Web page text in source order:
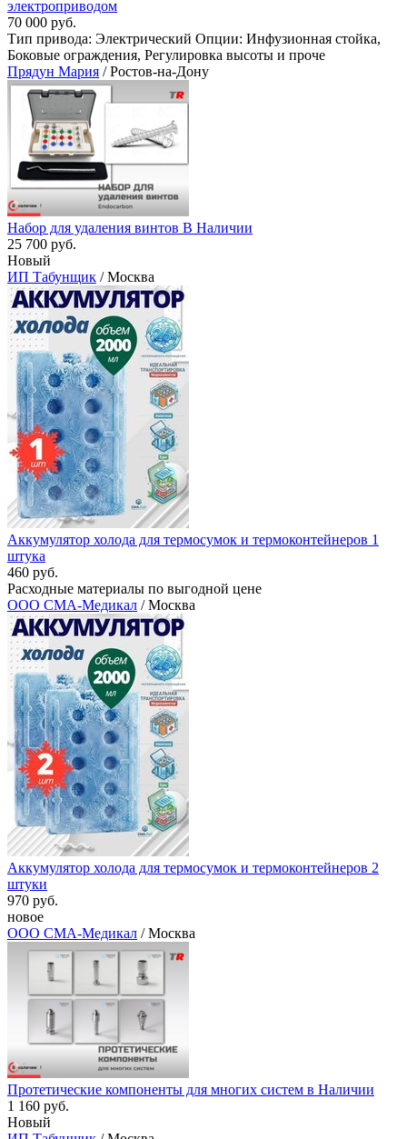
электроприводом
70 000 руб.
Тип привода: Электрический Опции: Инфузионная стойка,
Боковые ограждения, Регулировка высоты и проче
Прядун Мария / Ростов-на-Дону
Набор для удаления винтов В Наличии
25 700 руб.
Новый
ИП Табунщик / Москва
Аккумулятор холода для термосумок и термоконтейнеров 1
штука
460 руб.
Расходные материалы по выгодной цене
ООО СМА-Медикал / Москва
Аккумулятор холода для термосумок и термоконтейнеров 2
штуки
970 руб.
новое
ООО СМА-Медикал / Москва
Протетические компоненты для многих систем в Наличии
1 160 руб.
Новый